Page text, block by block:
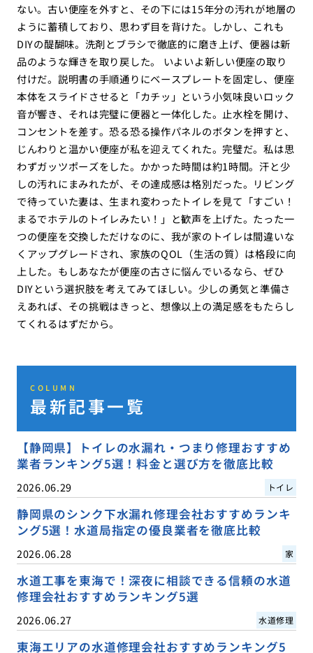
ない。古い便座を外すと、その下には15年分の汚れが地層の
ように蓄積しており、思わず目を背けた。しかし、これも
DIYの醍醐味。洗剤とブラシで徹底的に磨き上げ、便器は新
品のような輝きを取り戻した。 いよいよ新しい便座の取り
付けだ。説明書の手順通りにベースプレートを固定し、便座
本体をスライドさせると「カチッ」という小気味良いロック
音が響き、それは完璧に便器と一体化した。止水栓を開け、
コンセントを差す。恐る恐る操作パネルのボタンを押すと、
じんわりと温かい便座が私を迎えてくれた。完璧だ。私は思
わずガッツポーズをした。かかった時間は約1時間。汗と少
しの汚れにまみれたが、その達成感は格別だった。リビング
で待っていた妻は、生まれ変わったトイレを見て「すごい！
まるでホテルのトイレみたい！」と歓声を上げた。たった一
つの便座を交換しただけなのに、我が家のトイレは間違いな
くアップグレードされ、家族のQOL（生活の質）は格段に向
上した。もしあなたが便座の古さに悩んでいるなら、ぜひ
DIYという選択肢を考えてみてほしい。少しの勇気と準備さ
えあれば、その挑戦はきっと、想像以上の満足感をもたらし
てくれるはずだから。
COLUMN
最新記事一覧
【静岡県】トイレの水漏れ・つまり修理おすすめ
業者ランキング5選！料金と選び方を徹底比較
2026.06.29 トイレ
静岡県のシンク下水漏れ修理会社おすすめランキ
ング5選！水道局指定の優良業者を徹底比較
2026.06.28 家
水道工事を東海で！深夜に相談できる信頼の水道
修理会社おすすめランキング5選
2026.06.27 水道修理
東海エリアの水道修理会社おすすめランキング5